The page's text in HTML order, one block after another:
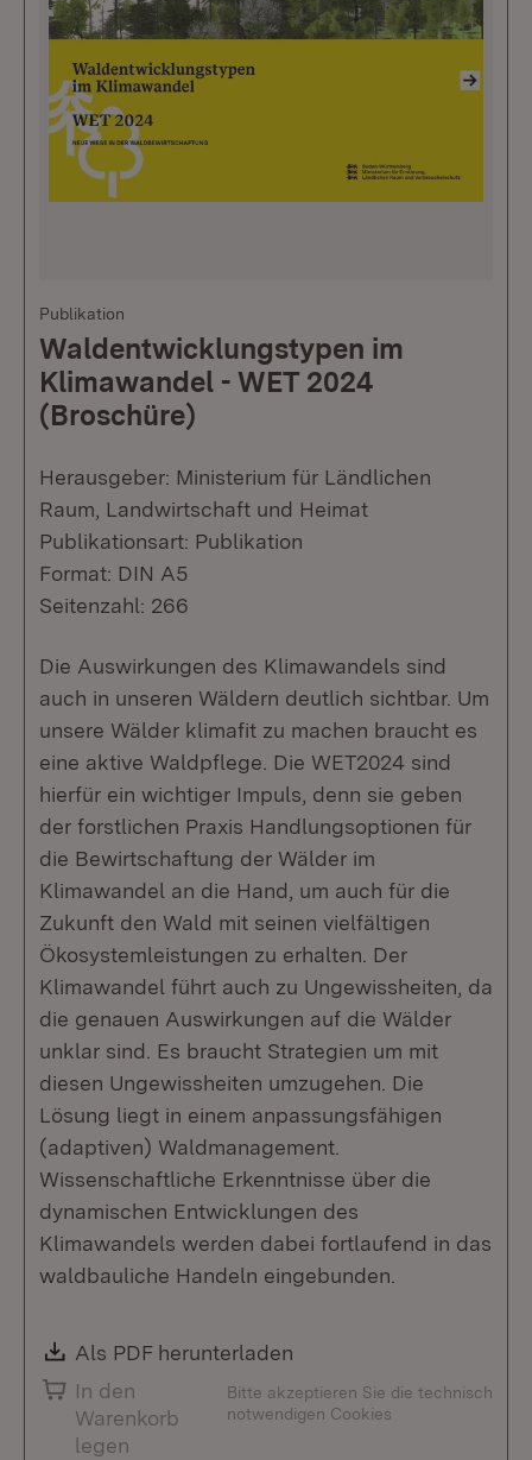
Publikation
Waldentwicklungstypen im
Klimawandel - WET 2024
(Broschüre)
Herausgeber: Ministerium für Ländlichen
Raum, Landwirtschaft und Heimat
Publikationsart: Publikation
Format: DIN A5
Seitenzahl: 266
Die Auswirkungen des Klimawandels sind
auch in unseren Wäldern deutlich sichtbar. Um
unsere Wälder klimafit zu machen braucht es
eine aktive Waldpflege. Die WET2024 sind
hierfür ein wichtiger Impuls, denn sie geben
der forstlichen Praxis Handlungsoptionen für
die Bewirtschaftung der Wälder im
Klimawandel an die Hand, um auch für die
Zukunft den Wald mit seinen vielfältigen
Ökosystemleistungen zu erhalten. Der
Klimawandel führt auch zu Ungewissheiten, da
die genauen Auswirkungen auf die Wälder
unklar sind. Es braucht Strategien um mit
diesen Ungewissheiten umzugehen. Die
Lösung liegt in einem anpassungsfähigen
(adaptiven) Waldmanagement.
Wissenschaftliche Erkenntnisse über die
dynamischen Entwicklungen des
Klimawandels werden dabei fortlaufend in das
waldbauliche Handeln eingebunden.
Download:
Als PDF herunterladen
In den
Warenkorb
legen
Bitte akzeptieren Sie die technisch
notwendigen Cookies